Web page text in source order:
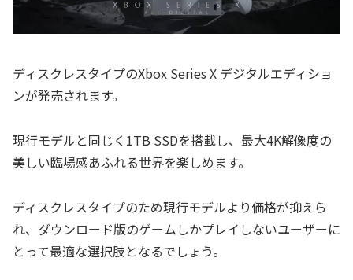
ディスクレスタイプのXbox Series X デジタルエディショ
ンが発売されます。
現行モデルと同じく1TB SSDを搭載し、最大4K解像度の
美しい臨場感あふれる世界を楽しめます。
ディスクレスタイプのため現行モデルより価格が抑えら
れ、ダウンロード版のゲームしかプレイしないユーザーに
とって最適な選択肢となるでしょう。